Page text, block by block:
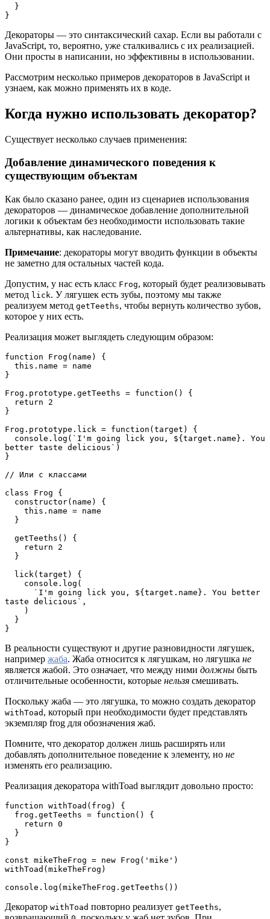
}
Декораторы — это синтаксический сахар. Если вы работали с
JavaScript, то, вероятно, уже сталкивались с их реализацией.
Они просты в написании, но эффективны в использовании.
Рассмотрим несколько примеров декораторов в JavaScript и
узнаем, как можно применять их в коде.
Когда нужно использовать декоратор?
Существует несколько случаев применения:
Добавление динамического поведения к
существующим объектам
Как было сказано ранее, один из сценариев использования
декораторов — динамическое добавление дополнительной
логики к объектам без необходимости использовать такие
альтернативы, как наследование.
Примечание: декораторы могут вводить функции в объекты
не заметно для остальных частей кода.
Допустим, у нас есть класс Frog, который будет реализовывать
метод lick. У лягушек есть зубы, поэтому мы также
реализуем метод getTeeths, чтобы вернуть количество зубов,
которое у них есть.
Реализация может выглядеть следующим образом:
function Frog(name) {
}
Frog.prototype.getTeeths = function() {
}
Frog.prototype.lick = function(target) {
better taste delicious`)
}
// Или с классами
class Frog {
taste delicious`,
}
В реальности существуют и другие разновидности лягушек,
например жаба. Жаба относится к лягушкам, но лягушка не
является жабой. Это означает, что между ними должны быть
отличительные особенности, которые нельзя смешивать.
Поскольку жаба — это лягушка, то можно создать декоратор
withToad , который при необходимости будет представлять
экземпляр frog для обозначения жаб.
Помните, что декоратор должен лишь расширять или
добавлять дополнительное поведение к элементу, но не
изменять его реализацию.
Реализация декоратора withToad выглядит довольно просто:
function withToad(frog) {
}
const mikeTheFrog = new Frog('mike')
withToad(mikeTheFrog)
console.log(mikeTheFrog.getTeeths())
Декоратор withToad повторно реализует getTeeths,